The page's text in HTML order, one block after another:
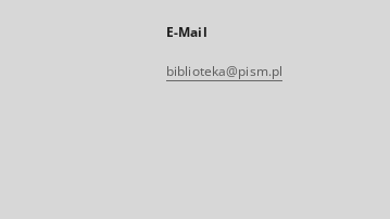
E-Mail
biblioteka@pism.pl